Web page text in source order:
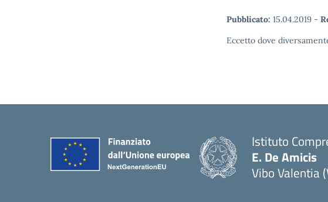
Pubblicato: 15.04.2019 -
Eccetto dove
Istituto
E. De Amicis
Vibo Valentia